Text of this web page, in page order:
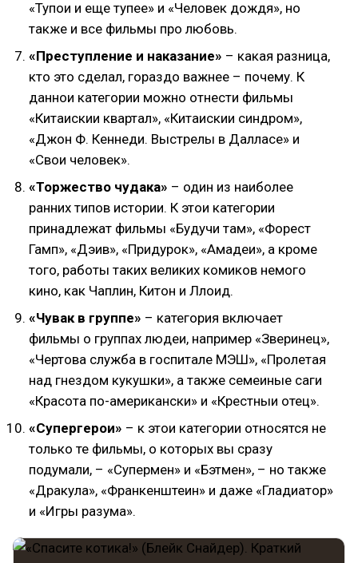
«Тупои и еще тупее» и «Человек дождя», но
также и все фильмы про любовь.
«Преступление и наказание» – какая разница,
кто это сделал, гораздо важнее – почему. К
даннои категории можно отнести фильмы
«Китаискии квартал», «Китаискии синдром»,
«Джон Ф. Кеннеди. Выстрелы в Далласе» и
«Свои человек».
«Торжество чудака» – один из наиболее
ранних типов истории. К этои категории
принадлежат фильмы «Будучи там», «Форест
Гамп», «Дэив», «Придурок», «Амадеи», а кроме
того, работы таких великих комиков немого
кино, как Чаплин, Китон и Ллоид.
«Чувак в группе» – категория включает
фильмы о группах людеи, например «Зверинец»,
«Чертова служба в госпитале МЭШ», «Пролетая
над гнездом кукушки», а также семеиные саги
«Красота по-американски» и «Крестныи отец».
«Супергерои» – к этои категории относятся не
только те фильмы, о которых вы сразу
подумали, – «Супермен» и «Бэтмен», – но также
«Дракула», «Франкенштеин» и даже «Гладиатор»
и «Игры разума».